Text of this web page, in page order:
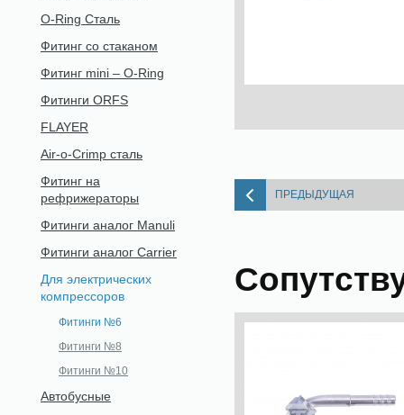
ПРЕДЫДУЩАЯ
O-Ring Сталь
Фитинг со стаканом
Фитинг mini – O-Ring
Фитинги ORFS
FLAYER
Air-o-Crimp сталь
Фитинг на
рефрижераторы
Фитинги аналог Manuli
Фитинги аналог Carrier
Для электрических
компрессоров
Фитинги №6
Фитинги №8
Фитинги №10
Автобусные